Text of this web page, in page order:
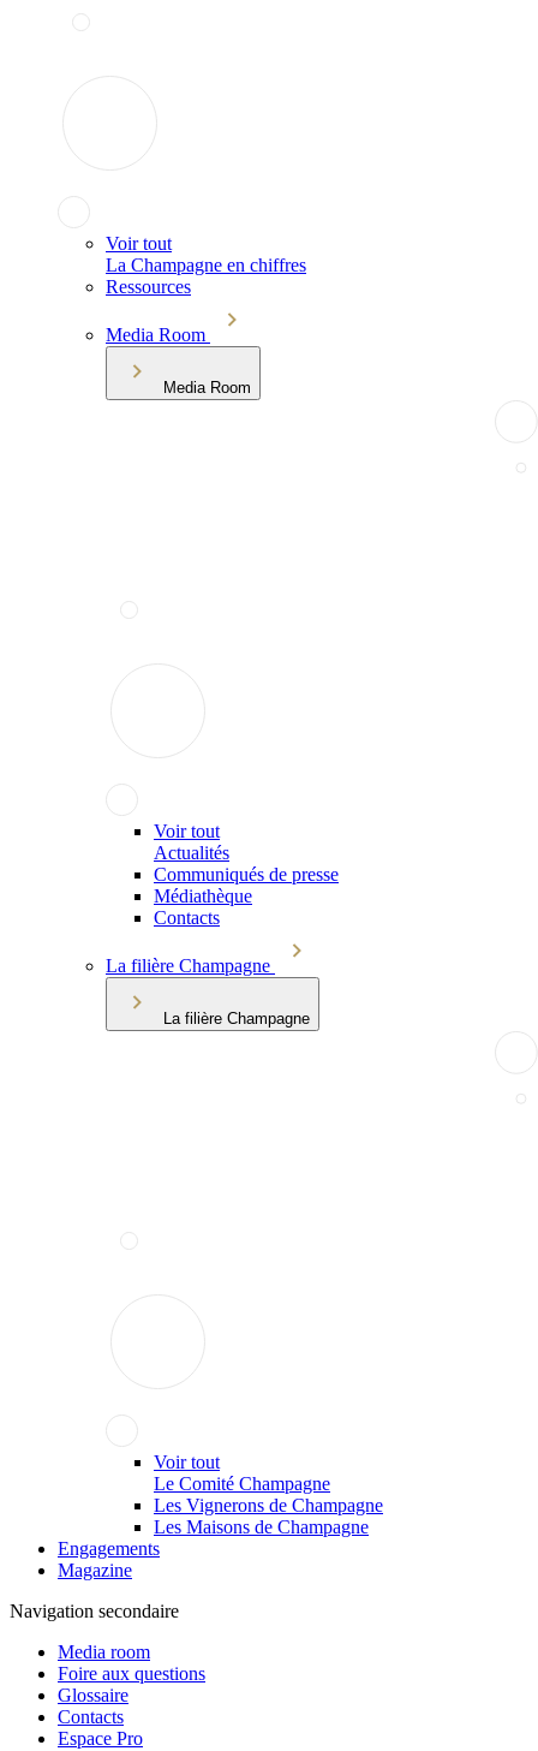
Voir tout
La Champagne en chiffres
Ressources
Media Room
Media Room
Voir tout
Actualités
Communiqués de presse
Médiathèque
Contacts
La filière Champagne
La filière Champagne
Voir tout
Le Comité Champagne
Les Vignerons de Champagne
Les Maisons de Champagne
Engagements
Magazine
Navigation secondaire
Media room
Foire aux questions
Glossaire
Contacts
Espace Pro